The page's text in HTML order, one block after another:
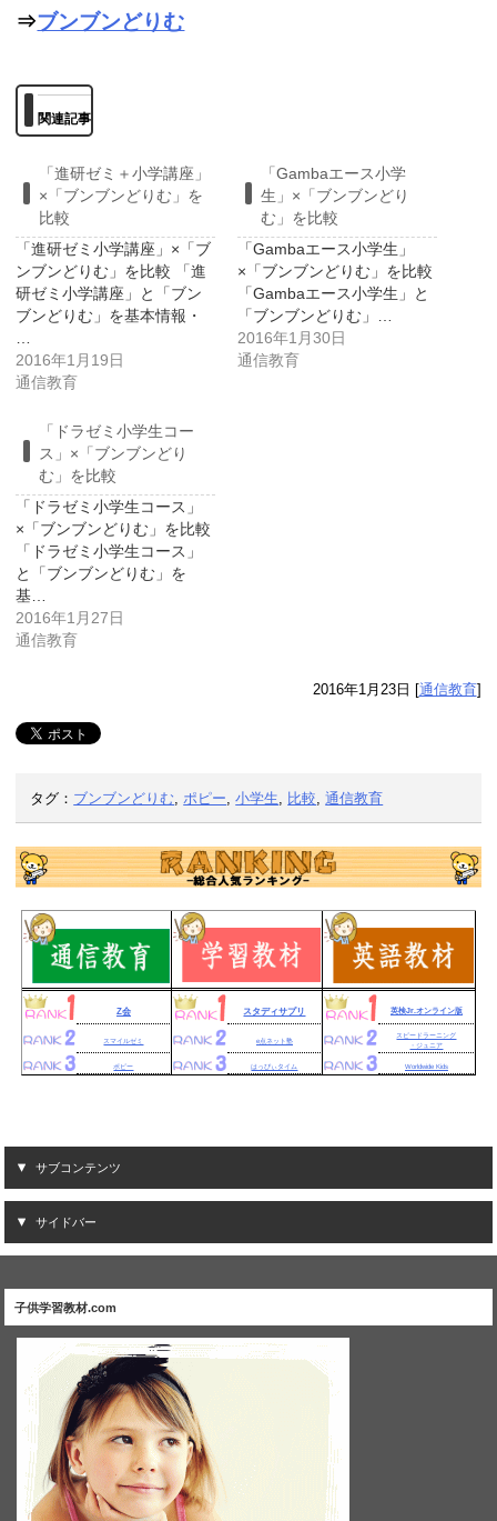
⇒ブンブンどりむ
関連記事
「進研ゼミ＋小学講座」
×「ブンブンどりむ」を
比較
「進研ゼミ小学講座」×「ブ
ンブンどりむ」を比較 「進
研ゼミ小学講座」と「ブン
ブンどりむ」を基本情報・
2016年1月19日
通信教育
「Gambaエース小学
生」×「ブンブンどり
む」を比較
「Gambaエース小学生」
×「ブンブンどりむ」を比較
「Gambaエース小学生」と
「ブンブンどりむ」…
2016年1月30日
通信教育
「ドラゼミ小学生コー
ス」×「ブンブンどり
む」を比較
「ドラゼミ小学生コース」
×「ブンブンどりむ」を比較
「ドラゼミ小学生コース」
と「ブンブンどりむ」を
基…
2016年1月27日
通信教育
2016年1月23日 [通信教育]
タグ： ブンブンどりむ ポピー ,小学生 比較 ,通信教育
Z会 スタディサプリ 英検Jr.オンライン版
スマイルゼミ e点ネット塾
スピードラーニング
・ジュニア
ポピー はっぴぃタイム Worldwide Kids
サブコンテンツ
サイドバー
子供学習教材.com